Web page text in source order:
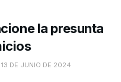
la presunta
13 DE JUNIO DE 2024